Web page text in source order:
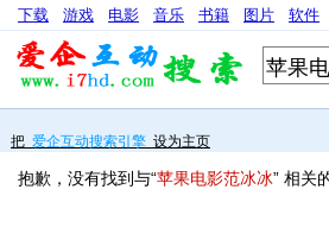
下载 游戏 电影 音乐 书籍 图片 软件
把 爱企互动搜索引擎 设为主页
抱歉，没有找到与“苹果电影范冰冰” 相关